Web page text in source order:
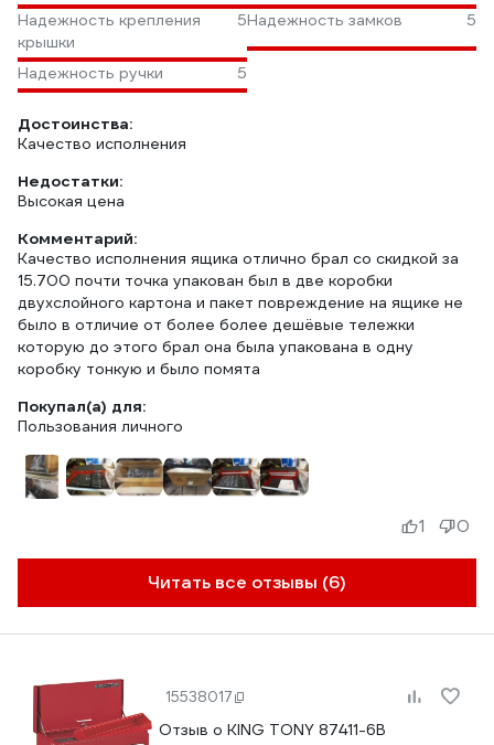
Надежность крепления
крышки
5Надежность замков 5
Надежность ручки 5
Достоинства:
Качество исполнения
Недостатки:
Высокая цена
Комментарий:
Качество исполнения ящика отлично брал со скидкой за
15.700 почти точка упакован был в две коробки
двухслойного картона и пакет повреждение на ящике не
было в отличие от более более дешёвые тележки
которую до этого брал она была упакована в одну
коробку тонкую и было помята
Покупал(а) для:
Пользования личного
Читать все отзывы (6)
1 0
15538017
Отзыв о KING TONY 87411-6B